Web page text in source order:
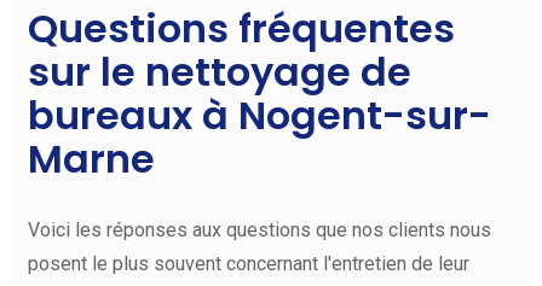
Questions fréquentes
sur le nettoyage de
bureaux à Nogent-sur-
Marne
Voici les réponses aux questions que nos clients nous
posent le plus souvent concernant l'entretien de leur